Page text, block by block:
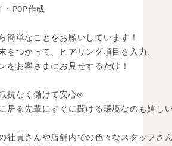
POP作成
簡単なことをお願いしています！
をつかって、ヒアリング項目を入力、
をお客さまにお見せするだけ！
抗なく働けて安心◎
居る先輩にすぐに聞ける環境なのも嬉し
社員さんや店舗内での色々なスタッフさ